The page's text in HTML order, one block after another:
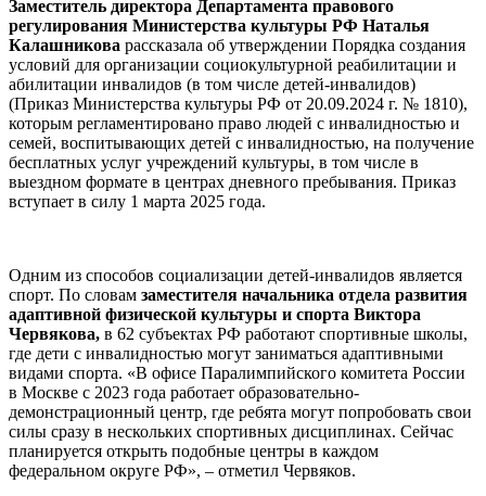
Заместитель директора Департамента правового
регулирования Министерства культуры РФ Наталья
Калашникова рассказала об утверждении Порядка создания
условий для организации социокультурной реабилитации и
абилитации инвалидов (в том числе детей-инвалидов)
(Приказ Министерства культуры РФ от 20.09.2024 г. № 1810),
которым регламентировано право людей с инвалидностью и
семей, воспитывающих детей с инвалидностью, на получение
бесплатных услуг учреждений культуры, в том числе в
выездном формате в центрах дневного пребывания. Приказ
вступает в силу 1 марта 2025 года.
Одним из способов социализации детей-инвалидов является
спорт. По словам заместителя начальника отдела развития
адаптивной физической культуры и спорта Виктора
Червякова, в 62 субъектах РФ работают спортивные школы,
где дети с инвалидностью могут заниматься адаптивными
видами спорта. «В офисе Паралимпийского комитета России
в Москве с 2023 года работает образовательно-
демонстрационный центр, где ребята могут попробовать свои
силы сразу в нескольких спортивных дисциплинах. Сейчас
планируется открыть подобные центры в каждом
федеральном округе РФ», – отметил Червяков.